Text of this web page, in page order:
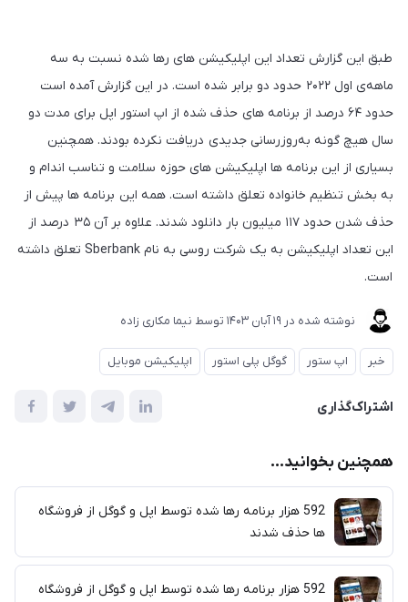
طبق این گزارش تعداد این اپلیکیشن های رها شده نسبت به سه
ماهه‌ی اول ۲۰۲۲ حدود دو برابر شده است. در این گزارش آمده است
حدود ۶۴ درصد از برنامه های حذف شده از اپ استور اپل برای مدت دو
سال هیچ گونه به‌روزرسانی جدیدی دریافت نکرده بودند. همچنین
بسیاری از این برنامه ها اپلیکیشن های حوزه سلامت و تناسب اندام و
به بخش تنظیم خانواده تعلق داشته است. همه این برنامه ها پیش از
حذف شدن حدود ۱۱۷ میلیون بار دانلود شدند. علاوه بر آن ۳۵ درصد از
این تعداد اپلیکیشن به یک شرکت روسی به نام Sberbank تعلق داشته
است.
نوشته شده در 19 آبان 1403 توسط نیما مکاری زاده
خبر اپ ستور گوگل پلی استور اپلیکیشن موبایل
اشتراک‌گذاری
همچنین بخوانید...
592 هزار برنامه رها شده توسط اپل و گوگل از فروشگاه
ها حذف شدند
592 هزار برنامه رها شده توسط اپل و گوگل از فروشگاه